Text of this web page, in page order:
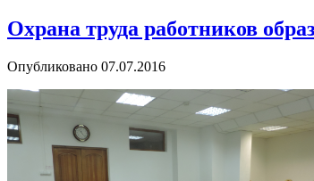
Охрана труда работников
Опубликовано 07.07.2016